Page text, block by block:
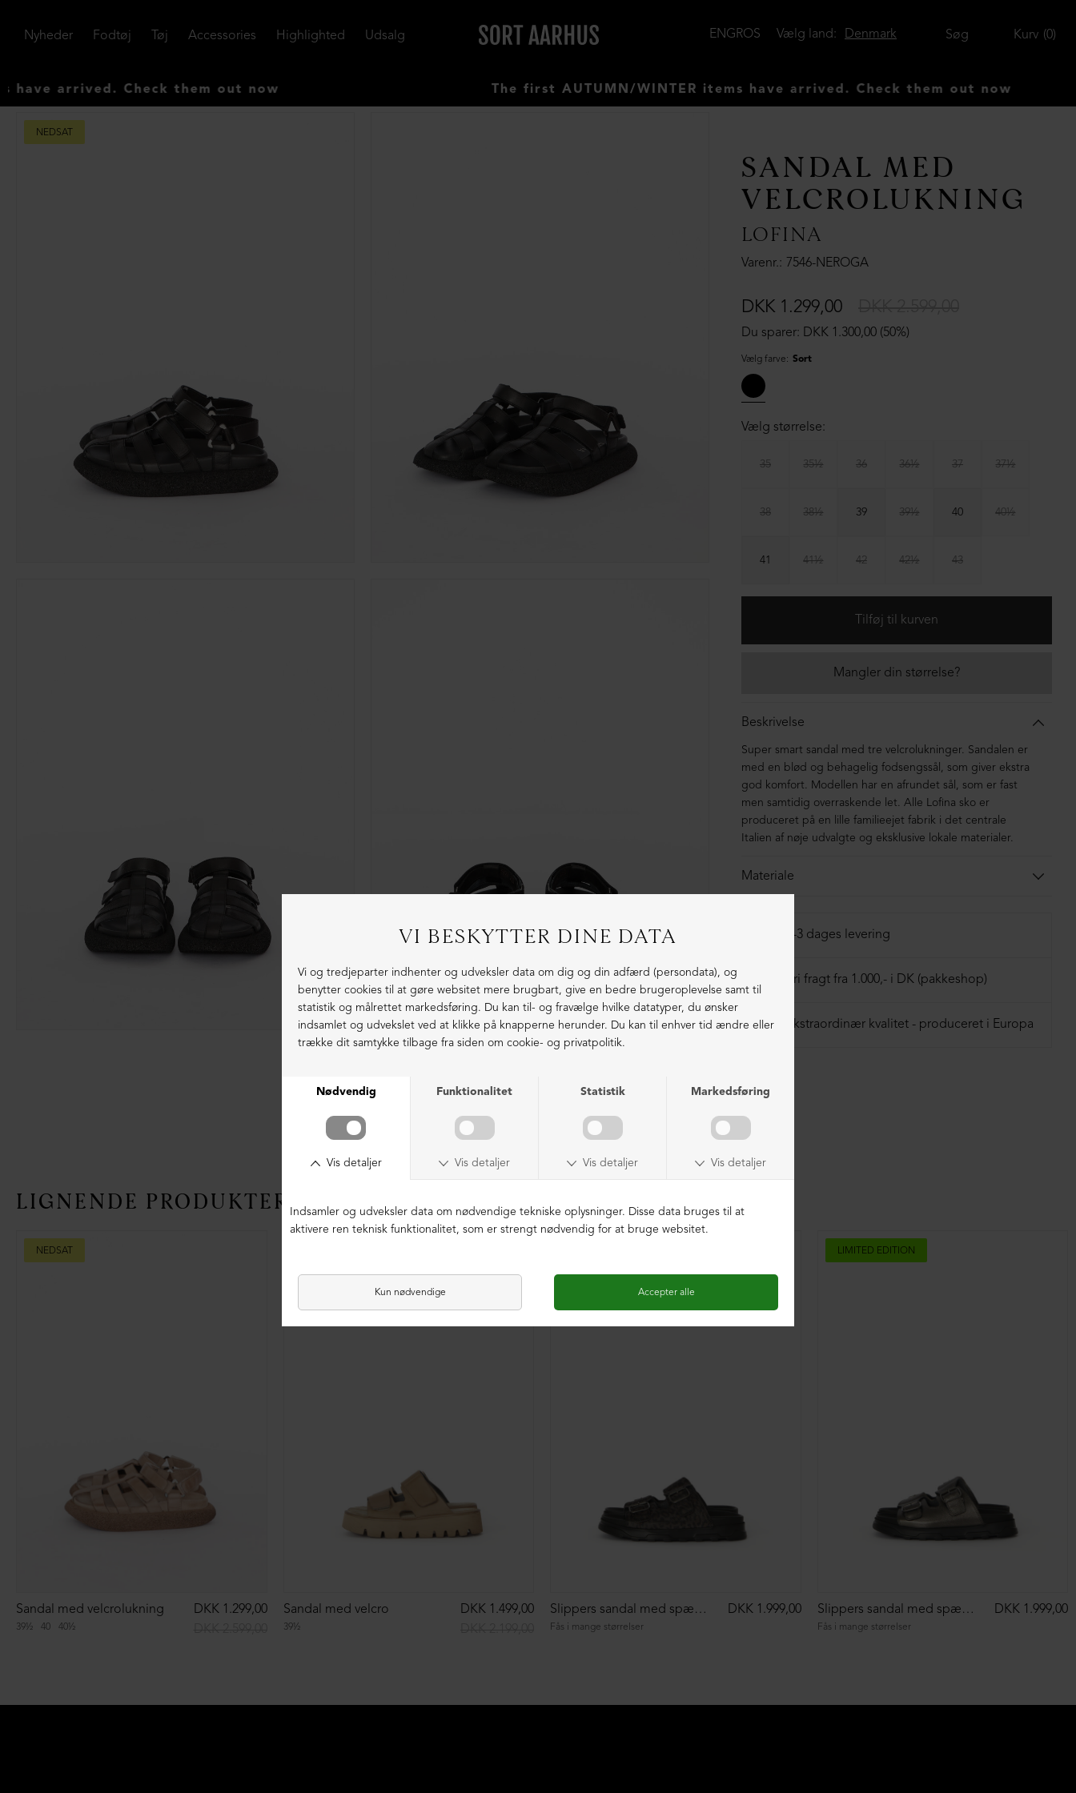
Nyheder Fodtøj Tøj Accessories Highlighted Udsalg Kurv 0
Søg
Denmark
Vælg land:
ENGROS
arrived. Check them out now The first AUTUMN/WINTER items have arrived. Check them out now
NEDSAT
SANDAL MED
VELCROLUKNING
LOFINA
Varenr. 7546-NEROGA
Du sparer: DKK 1.300,00 (50%)
DKK 1.299,00
Vælg farve: Sort
Vælg størrelse:
35 35½ 36 36½ 37 37½
38 38½ 39 39½ 40 40½
41 41½ 42 42½ 43
Mangler din størrelse?
Beskrivelse
Super smart sandal med tre velcrolukninger. Sandalen er
med en blød og behagelig fodsengssål, som giver ekstra
god komfort. Modellen har en afrundet sål, som er fast
men samtidig overraskende let. Alle Lofina sko er
produceret på en lille familieejet fabrik i det centrale
Italien af nøje udvalgte og eksklusive lokale materialer.
Materiale
1-3 dages levering
Fri fragt fra 1.000,- i DK (pakkeshop)
Ekstraordinær kvalitet - produceret i Europa
LIGNENDE PRODUKTER
NEDSAT
39½ 40 40½
Sandal med velcrolukning
DKK 1.299,00
39½
Sandal med velcro
DKK 1.499,00
Fås i mange størrelser
Slippers sandal med spænder DKK 1.999,00
LIMITED EDITION
Fås i mange størrelser
Slippers sandal med spænder DKK 1.999,00